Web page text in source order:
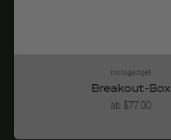
motogadget
Breakout-Box
Angebot
ab $77.00